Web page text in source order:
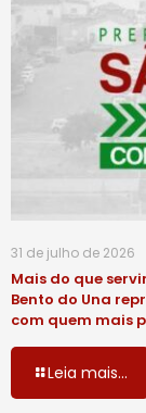
31 de julho de 2026
Mais do que
Bento do Una
com quem mais
Leia mais...